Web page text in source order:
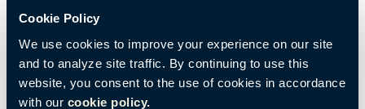
Cookie Policy
We use cookies to improve your experience on our site
and to analyze site traffic. By continuing to use this
website, you consent to the use of cookies in accordance
with our cookie policy.
bedeutsamepersönliche Interaktionen fördern, die zu einer
effektiven Teamarbeit führen.
Zunächst sollten Unternehmen die Gestaltung des Arbeitsplatzes
prüfen, um Teams bei dieser Ad-hoc-Zusammenarbeit zu